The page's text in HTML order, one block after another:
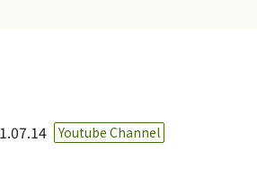
Youtube Channel